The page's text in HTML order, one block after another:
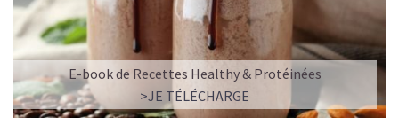
L’ALLIANCE PARFAITE ENTRE PLAISIR ET
PERFORMANCE
E-book de Recettes Healthy & Protéinées
>JE TÉLÉCHARGE